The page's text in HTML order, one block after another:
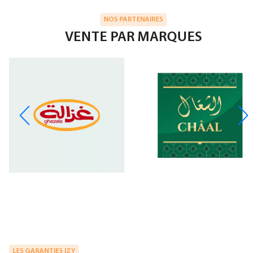
NOS PARTENAIRES
VENTE PAR MARQUES
LES GARANTIES IZY